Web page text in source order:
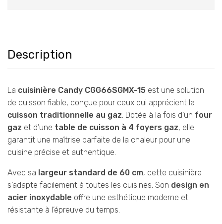
Description
La cuisinière Candy CGG66SGMX-15 est une solution
de cuisson fiable, conçue pour ceux qui apprécient la
cuisson traditionnelle au gaz . Dotée à la fois d’un four
gaz et d’une table de cuisson à 4 foyers gaz, elle
garantit une maîtrise parfaite de la chaleur pour une
cuisine précise et authentique.
Avec sa largeur standard de 60 cm, cette cuisinière
s’adapte facilement à toutes les cuisines. Son design en
acier inoxydable offre une esthétique moderne et
résistante à l’épreuve du temps.